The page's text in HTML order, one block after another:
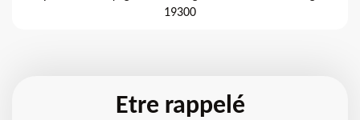
19300
Etre rappelé